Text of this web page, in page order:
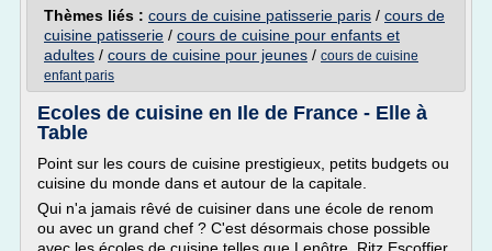
Thèmes liés : cours de cuisine patisserie paris / cours de
cuisine patisserie / cours de cuisine pour enfants et
adultes / cours de cuisine pour jeunes / cours de cuisine
enfant paris
Ecoles de cuisine en Ile de France - Elle à
Table
Point sur les cours de cuisine prestigieux, petits budgets ou
cuisine du monde dans et autour de la capitale.
Qui n'a jamais rêvé de cuisiner dans une école de renom
ou avec un grand chef ? C'est désormais chose possible